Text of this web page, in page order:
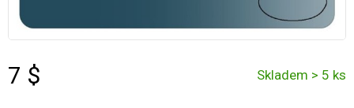
7 $ Skladem > 5 ks